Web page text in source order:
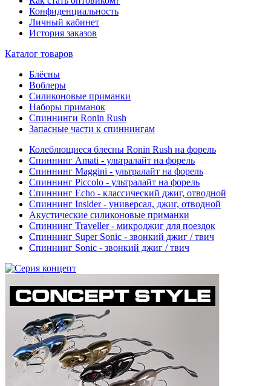
Конфиденциальность
Личный кабинет
История заказов
Каталог товаров
Блёсны
Воблеры
Силиконовые приманки
Наборы приманок
Спиннинги Ronin Rush
Запасные части к спиннингам
Колеблющиеся блесны Ronin Rush на форель
Спиннинг Amati - ультралайт на форель
Спиннинг Maggini - ультралайт на форель
Спиннинг Piccolo - ультралайт на форель
Спиннинг Echo - классический джиг, отводной
Спиннинг Insider - универсал, джиг, отводной
Акустические силиконовые приманки
Спиннинг Traveller - микроджиг для поездок
Спиннинг Super Sonic - звонкий джиг / твич
Спиннинг Sonic - звонкий джиг / твич